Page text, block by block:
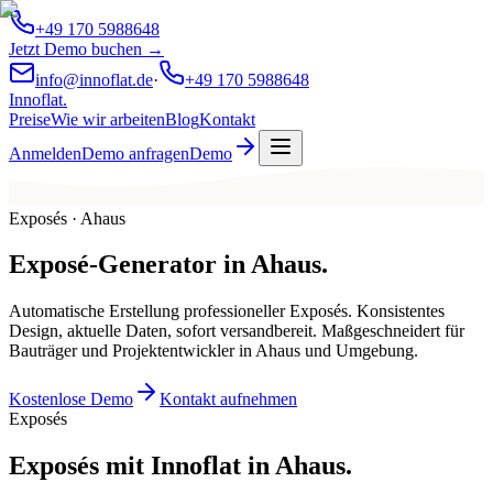
+49 170 5988648
Jetzt Demo buchen →
info@innoflat.de·
+49 170 5988648
Innoflat.
PreiseWie wir arbeitenBlogKontakt
AnmeldenDemo anfragenDemo
Exposés · Ahaus
Exposé-Generator inAhaus.
Automatische Erstellung professioneller Exposés. Konsistentes
Design, aktuelle Daten, sofort versandbereit. Maßgeschneidert für
Bauträger und Projektentwickler in Ahaus und Umgebung.
Kostenlose Demo
Kontakt aufnehmen
Exposés
Exposés mit Innoflat in Ahaus.